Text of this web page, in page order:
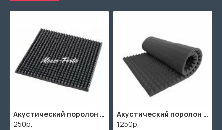
Акустический поролон "Пирамида" / 480x480х30мм / Темно-серый
250р.
Акустический поролон "Пирамида" / 2000х1000мм
1250р.